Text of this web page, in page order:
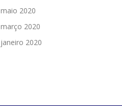
maio 2020
março 2020
janeiro 2020